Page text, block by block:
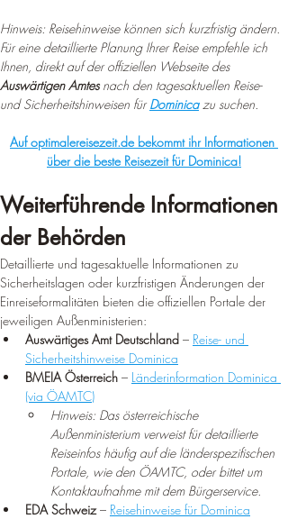
Hinweis: Reisehinweise können sich kurzfristig ändern.
Für eine detaillierte Planung Ihrer Reise empfehle ich
Ihnen, direkt auf der offiziellen Webseite des
Auswärtigen Amtes nach den tagesaktuellen Reise-
und Sicherheitshinweisen für Dominica zu suchen.
Auf optimalereisezeit.de bekommt ihr Informationen
über die beste Reisezeit für Dominica!
Weiterführende Informationen
der Behörden
Detaillierte und tagesaktuelle Informationen zu
Sicherheitslagen oder kurzfristigen Änderungen der
Einreiseformalitäten bieten die offiziellen Portale der
jeweiligen Außenministerien:
Auswärtiges Amt Deutschland – Reise- und
Sicherheitshinweise Dominica
BMEIA Österreich – Länderinformation Dominica
(via ÖAMTC)
Hinweis: Das österreichische
Außenministerium verweist für detaillierte
Reiseinfos häufig auf die länderspezifischen
Portale, wie den ÖAMTC, oder bittet um
Kontaktaufnahme mit dem Bürgerservice.
EDA Schweiz – Reisehinweise für Dominica